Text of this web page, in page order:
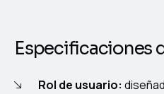
Especificaciones
Rol de usuario: